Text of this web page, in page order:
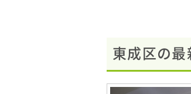
東成区の最